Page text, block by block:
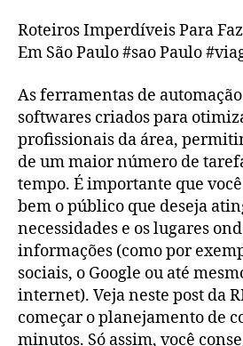
Roteiros Imperdíveis Para
Em São Paulo #sao Paulo
As ferramentas de
softwares criados para
profissionais da área,
de um maior número de
tempo. É importante que
bem o público que deseja
necessidades e os lugares
informações (como por
sociais, o Google ou até
internet). Veja neste post da
começar o planejamento de
minutos. Só assim, você